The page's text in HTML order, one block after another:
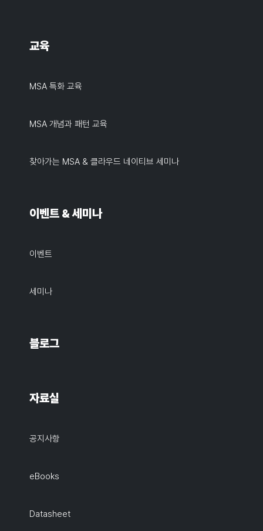
교육
MSA 특화 교육
MSA 개념과 패턴 교육
찾아가는 MSA & 클라우드 네이티브 세미나
이벤트 & 세미나
이벤트
세미나
블로그
자료실
공지사항
eBooks
Datasheet